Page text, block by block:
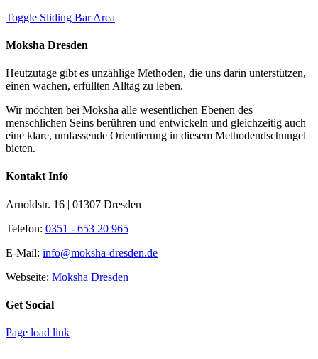
Toggle Sliding Bar Area
Moksha Dresden
Heutzutage gibt es unzählige Methoden, die uns darin unterstützen,
einen wachen, erfüllten Alltag zu leben.
Wir möchten bei Moksha alle wesent­lichen Ebenen des
menschlichen Seins berühren und entwickeln und gleichzeitig auch
eine klare, umfassende Orientierung in diesem Methodendschungel
bieten.
Kontakt Info
Arnoldstr. 16 | 01307 Dresden
Telefon: 0351 - 653 20 965
E-Mail: info@moksha-dresden.de
Webseite: Moksha Dresden
Get Social
Page load link